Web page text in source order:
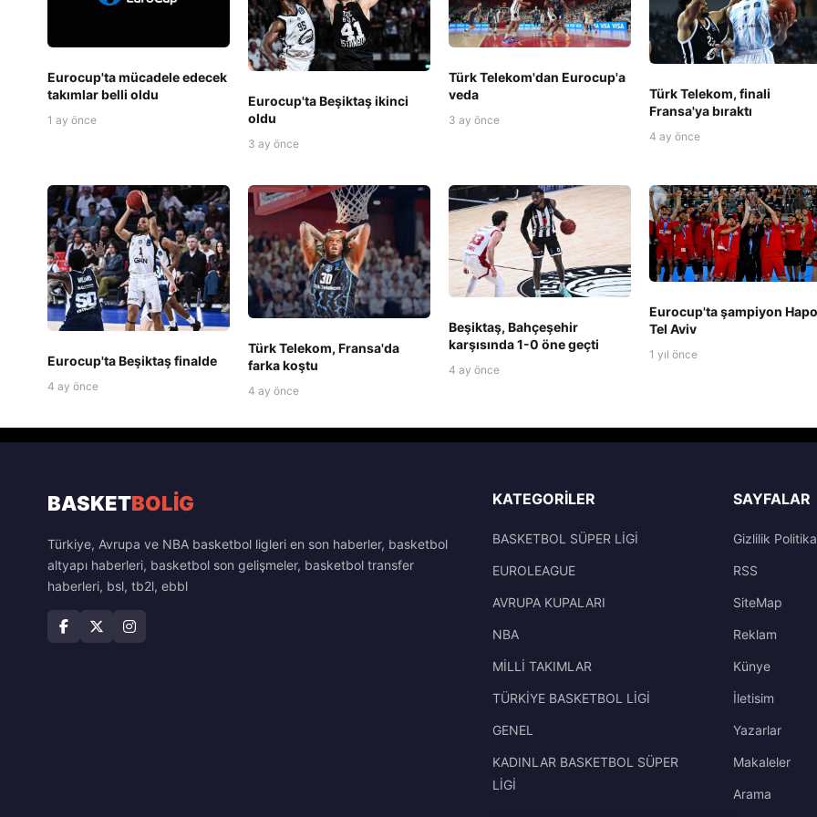
Eurocup'ta mücadele edecek
takımlar belli oldu
1 ay önce
Eurocup'ta Beşiktaş ikinci
oldu
3 ay önce
Türk Telekom'dan Eurocup'a
veda
3 ay önce
Türk Telekom, finali
Fransa'ya bıraktı
4 ay önce
Eurocup'ta Beşiktaş finalde
4 ay önce
Türk Telekom, Fransa'da
farka koştu
4 ay önce
Beşiktaş, Bahçeşehir
karşısında 1-0 öne geçti
4 ay önce
Eurocup'ta şampiyon
Tel Aviv
1 yıl önce
BASKETBOLİG
Türkiye, Avrupa ve NBA basketbol ligleri en son haberler, basketbol
altyapı haberleri, basketbol son gelişmeler, basketbol transfer
haberleri, bsl, tb2l, ebbl
KATEGORILER
BASKETBOL SÜPER LİGİ
EUROLEAGUE
AVRUPA KUPALARI
NBA
MİLLİ TAKIMLAR
TÜRKİYE BASKETBOL LİGİ
GENEL
KADINLAR BASKETBOL SÜPER
LİGİ
SAYFALAR
Gizlilik
RSS
SiteMap
Reklam
Künye
İletisim
Yazarlar
Makaleler
Arama